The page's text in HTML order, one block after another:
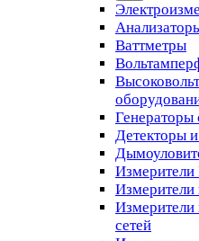
Ваттметры
Генераторы
Детекторы
Измерители
сетей